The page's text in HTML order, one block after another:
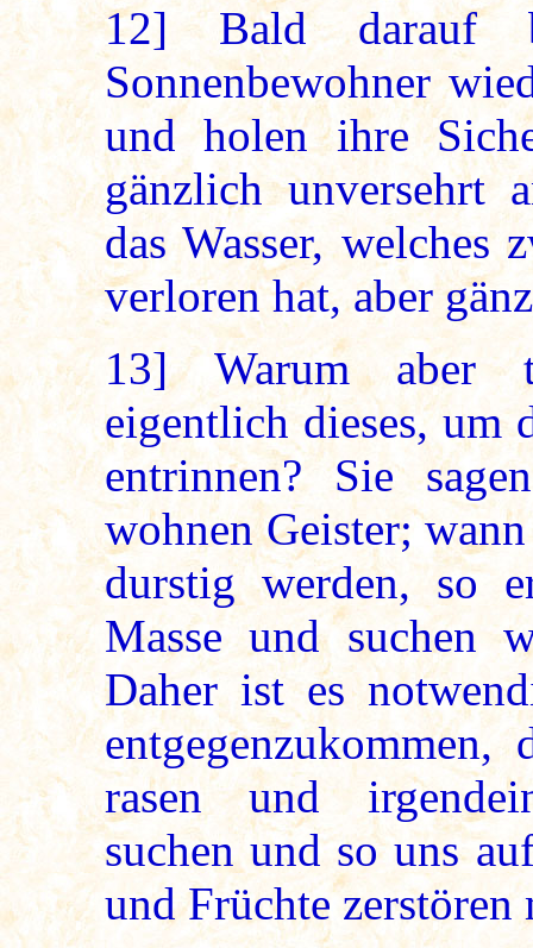
12] Bald darauf
Sonnenbewohner
und holen ihre
gänzlich unversehrt
das Wasser, welches
verloren hat, aber
13]Warum aber
eigentlich dieses, um
entrinnen? Sie
wohnen Geister;
durstig werden, so
Masse und suchen
Daher ist es
rasen und
suchen und so uns
und Früchte zerstören